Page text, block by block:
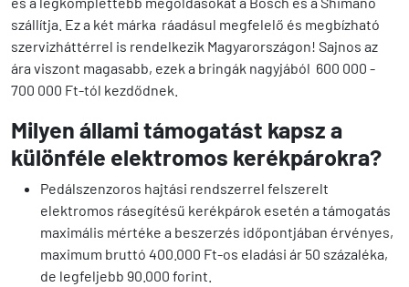
szállítja. Ez a két márka ráadásul megfelelő és megbízható
szervizháttérrel is rendelkezik Magyarországon! Sajnos az
ára viszont magasabb, ezek a bringák nagyjából 600 000 -
700 000 Ft-tól kezdődnek.
Milyen állami támogatást kapsz a
különféle elektromos kerékpárokra?
Pedálszenzoros hajtási rendszerrel felszerelt
elektromos rásegítésű kerékpárok esetén a támogatás
maximális mértéke a beszerzés időpontjában érvényes,
maximum bruttó 400.000 Ft-os eladási ár 50 százaléka,
de legfeljebb 90.000 forint.